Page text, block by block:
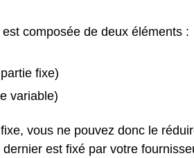
composée de deux éléments :
fixe)
variable)
vous ne pouvez donc le
est fixé par votre